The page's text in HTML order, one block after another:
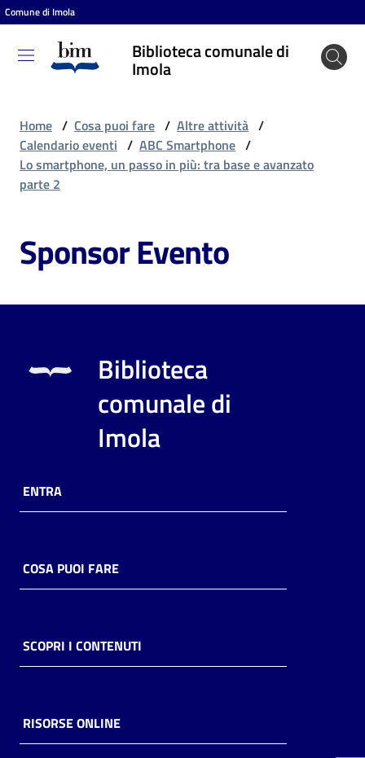
Vai al contenuto
Vai alla navigazione
Vai al footer
Comune di Imola
Biblioteca comunale di
Imola
Biblioteca
comunale
Entra
Cosa
puoi
Archivio
Decentrate
Home / Cosa puoi fare / Altre attività /
Calendario eventi / ABC Smartphone /
Lo smartphone, un passo in più: tra base e avanzato
parte 2
Sponsor Evento
Biblioteca
comunale di
Imola
ENTRA
COSA PUOI FARE
SCOPRI I CONTENUTI
RISORSE ONLINE